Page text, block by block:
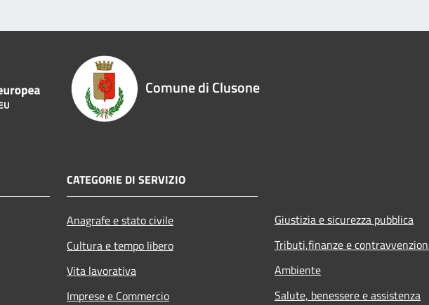
Comune di Clusone
CATEGORIE DI SERVIZIO
Anagrafe e stato civile
Cultura e tempo libero
Vita lavorativa
Imprese e Commercio
Giustizia e sicurezza pubblica
Tributi,finanze e
Ambiente
Salute, benessere e assistenza